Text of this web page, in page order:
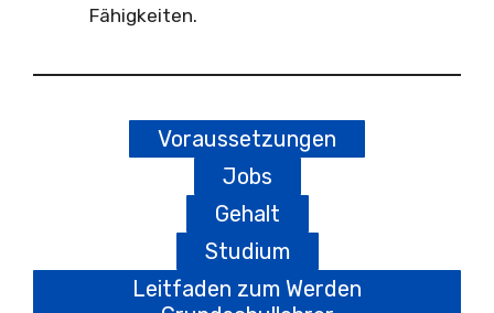
Fähigkeiten.
Voraussetzungen
Jobs
Gehalt
Studium
Leitfaden zum Werden